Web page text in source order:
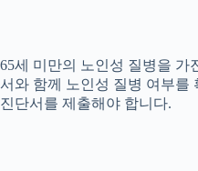
65세 미만의 노인성 질병을 가
서와 함께 노인성 질병 여부를
진단서를 제출해야 합니다.